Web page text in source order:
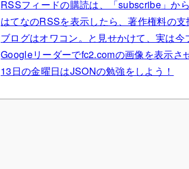
RSSフィードの購読は、「subscribe」から
はてなのRSSを表示したら、著作権料の
ブログはオワコン。と見せかけて、実は
Googleリーダーでfc2.comの画像を表示さ
13日の金曜日はJSONの勉強をしよう！